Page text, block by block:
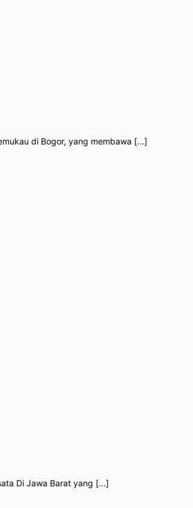
di Bogor, yang membawa [...]
Di Jawa Barat yang [...]